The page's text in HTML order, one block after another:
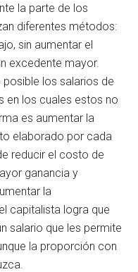
la parte de los
diferentes métodos:
sin aumentar el
excedente mayor.
los salarios de
en los cuales estos no
es aumentar la
elaborado por cada
reducir el costo de
ganancia y
la
capitalista logra que
salario que les permite
la proporción con